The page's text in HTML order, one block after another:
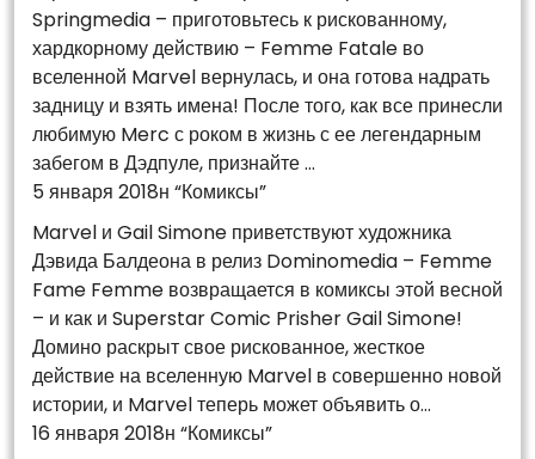
Springmedia – приготовьтесь к рискованному,
хардкорному действию – Femme Fatale во
вселенной Marvel вернулась, и она готова надрать
задницу и взять имена! После того, как все принесли
любимую Merc с роком в жизнь с ее легендарным
забегом в Дэдпуле, признайте …
5 января 2018н “Комиксы”
Marvel и Gail Simone приветствуют художника
Дэвида Балдеона в релиз Dominomedia – Femme
Fame Femme возвращается в комиксы этой весной
– и как и Superstar Comic Prisher Gail Simone!
Домино раскрыт свое рискованное, жесткое
действие на вселенную Marvel в совершенно новой
истории, и Marvel теперь может объявить о…
16 января 2018н “Комиксы”